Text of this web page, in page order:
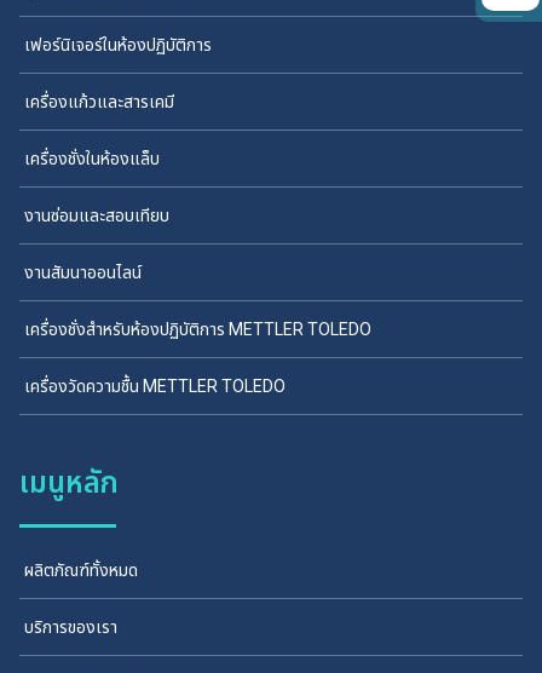
เฟอร์นิเจอร์ในห้องปฏิบัติการ
เครื่องแก้วและสารเคมี
เครื่องชั่งในห้องแล็บ
งานซ่อมและสอบเทียบ
งานสัมนาออนไลน์
เครื่องชั่งสำหรับห้องปฏิบัติการ METTLER TOLEDO
เครื่องวัดความชื้น METTLER TOLEDO
เมนูหลัก
ผลิตภัณฑ์ทั้งหมด
บริการของเรา